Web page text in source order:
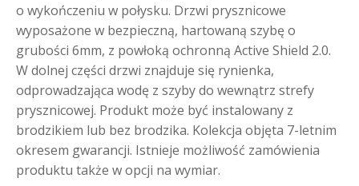
o wykończeniu w połysku. Drzwi prysznicowe
wyposażone w bezpieczną, hartowaną szybę o
grubości 6mm, z powłoką ochronną Active Shield 2.0.
W dolnej części drzwi znajduje się rynienka,
odprowadzająca wodę z szyby do wewnątrz strefy
prysznicowej. Produkt może być instalowany z
brodzikiem lub bez brodzika. Kolekcja objęta 7-letnim
okresem gwarancji. Istnieje możliwość zamówienia
produktu także w opcji na wymiar.